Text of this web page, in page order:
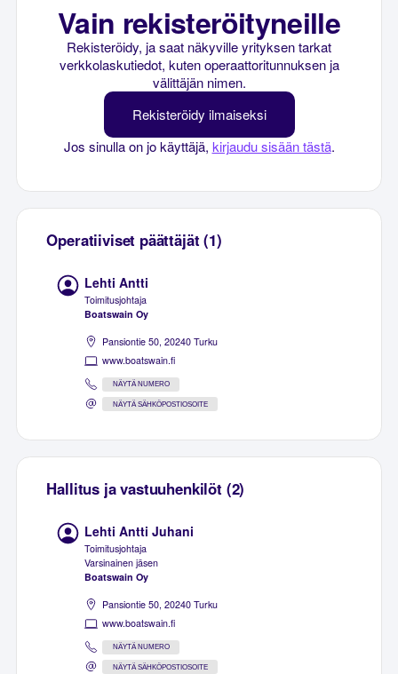
Vain rekisteröityneille
Rekisteröidy, ja saat näkyville yrityksen tarkat
verkkolaskutiedot, kuten operaattoritunnuksen ja
välittäjän nimen.
Rekisteröidy ilmaiseksi
Jos sinulla on jo käyttäjä, kirjaudu sisään tästä.
Operatiiviset päättäjät (1)
Lehti Antti
Toimitusjohtaja
Boatswain Oy
Pansiontie 50, 20240 Turku
www.boatswain.fi
NÄYTÄ NUMERO
NÄYTÄ SÄHKÖPOSTIOSOITE
Hallitus ja vastuuhenkilöt (2)
Lehti Antti Juhani
Toimitusjohtaja
Varsinainen jäsen
Boatswain Oy
Pansiontie 50, 20240 Turku
www.boatswain.fi
NÄYTÄ NUMERO
NÄYTÄ SÄHKÖPOSTIOSOITE